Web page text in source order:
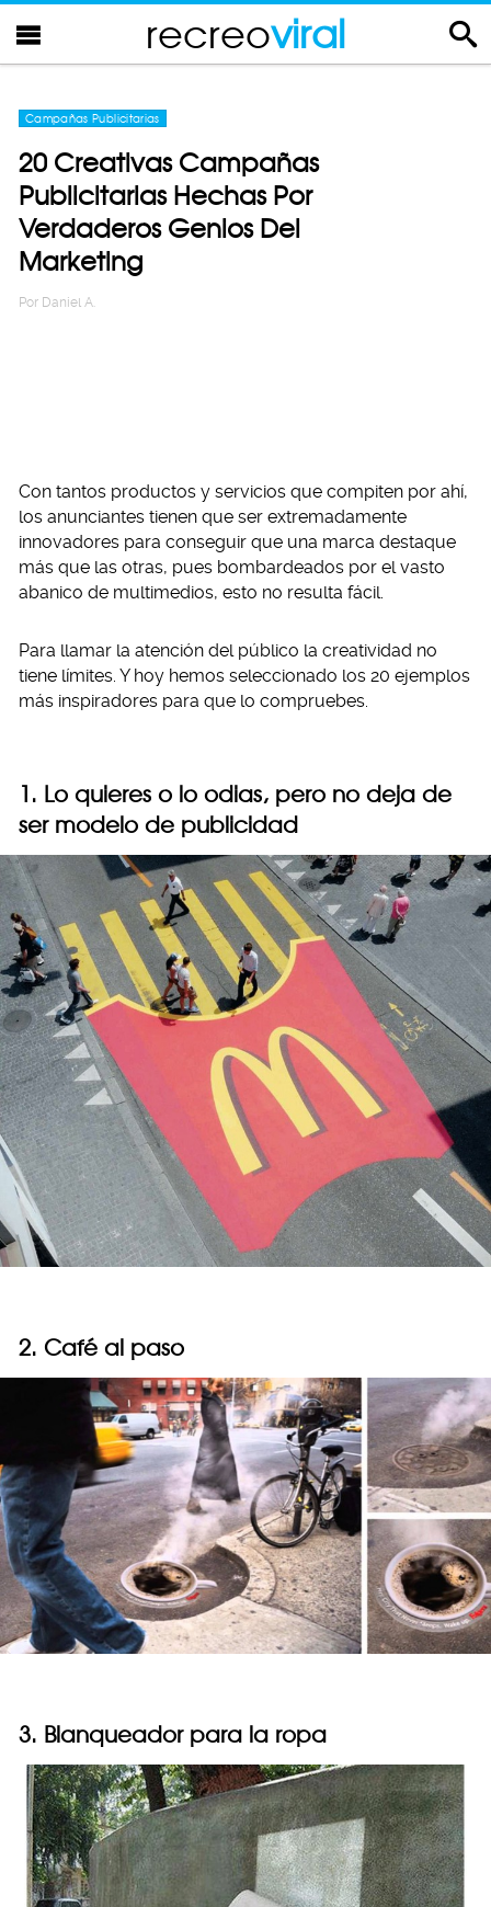
recreoviral
Campañas Publicitarias
20 Creativas Campañas
Publicitarias Hechas Por
Verdaderos Genios Del
Marketing
Por Daniel A.
Con tantos productos y servicios que compiten por ahí,
los anunciantes tienen que ser extremadamente
innovadores para conseguir que una marca destaque
más que las otras, pues bombardeados por el vasto
abanico de multimedios, esto no resulta fácil.
Para llamar la atención del público la creatividad no
tiene límites. Y hoy hemos seleccionado los 20 ejemplos
más inspiradores para que lo compruebes.
1. Lo quieres o lo odias, pero no deja de
ser modelo de publicidad
2. Café al paso
3. Blanqueador para la ropa